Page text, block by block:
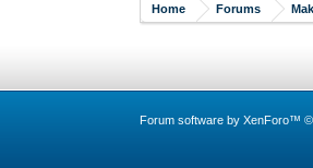
Home Forums
Forum software by XenForo™